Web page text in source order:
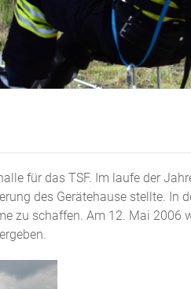
für das TSF. Im laufe der
des Gerätehause stellte.
zu schaffen. Am 12. Mai